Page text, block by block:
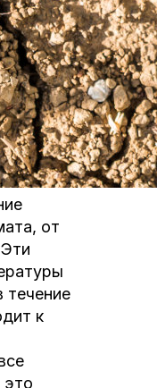
от
течение
к
это